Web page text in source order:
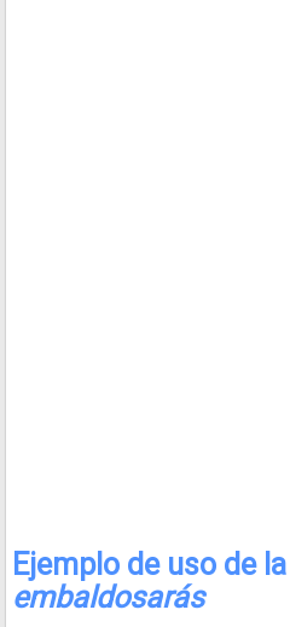
Ejemplo de uso de
embaldosarás